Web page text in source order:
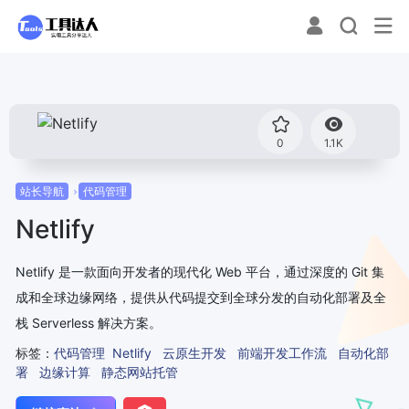
0 1.1K
站长导航 代码管理
Netlify
Netlify 是一款面向开发者的现代化 Web 平台，通过深度的 Git 集
成和全球边缘网络，提供从代码提交到全球分发的自动化部署及全
栈 Serverless 解决方案。
标签： 代码管理 Netlify 云原生开发 前端开发工作流
自动化部
署
边缘计算 静态网站托管